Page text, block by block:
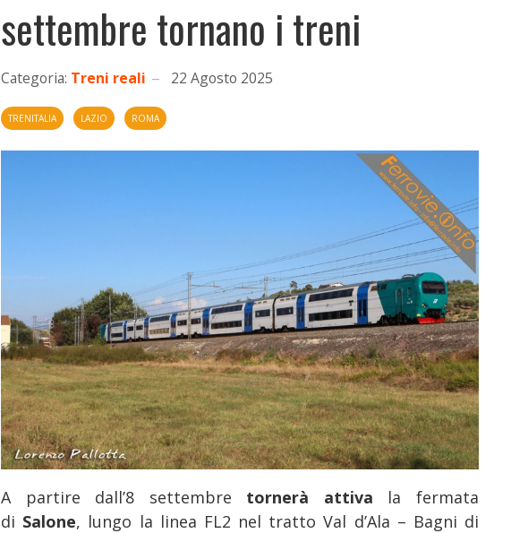
settembre tornano i treni
Categoria: Treni reali 22 Agosto 2025
TRENITALIA LAZIO ROMA
A partire dall’8 settembre tornerà attiva la fermata
di Salone, lungo la linea FL2 nel tratto Val d’Ala – Bagni di